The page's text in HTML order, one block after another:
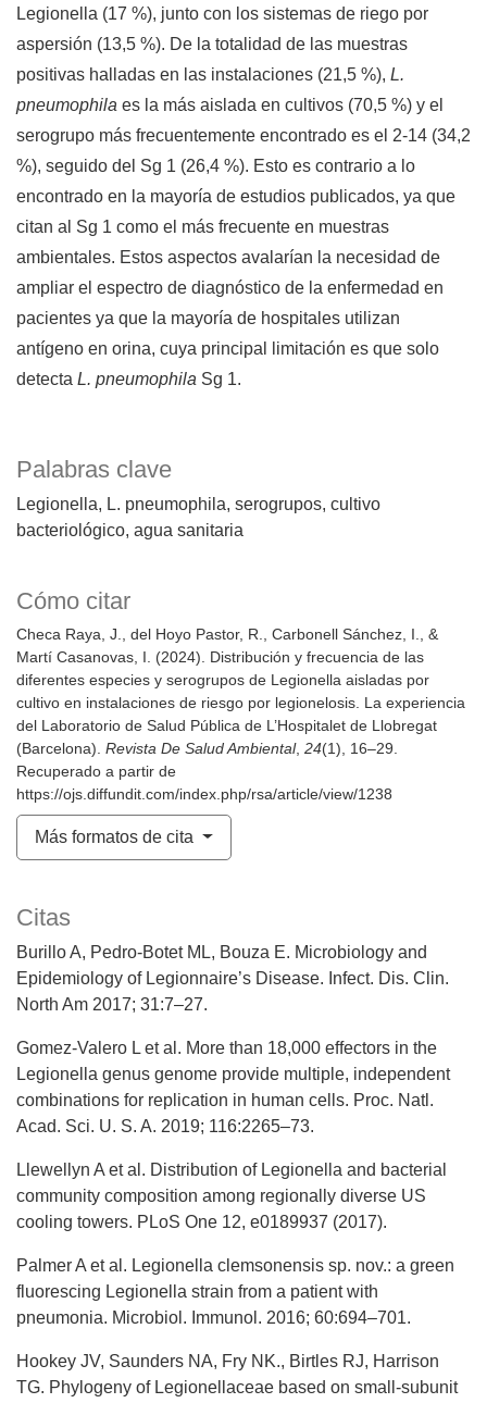
Palabras clave
Legionella L. pneumophila serogrupos cultivo
bacteriológico agua sanitaria
Cómo citar
Checa Raya, J., del Hoyo Pastor, R., Carbonell Sánchez, I., &
Martí Casanovas, I. (2024). Distribución y frecuencia de las
diferentes especies y serogrupos de Legionella aisladas por
cultivo en instalaciones de riesgo por legionelosis. La experiencia
del Laboratorio de Salud Pública de L’Hospitalet de Llobregat
(Barcelona). Revista De Salud Ambiental, 24(1), 16–29.
Recuperado a partir de
https://ojs.diffundit.com/index.php/rsa/article/view/1238
Más formatos de cita
Legionella (17 %), junto con los sistemas de riego por
aspersión (13,5 %). De la totalidad de las muestras
positivas halladas en las instalaciones (21,5 %), L.
pneumophila es la más aislada en cultivos (70,5 %) y el
serogrupo más frecuentemente encontrado es el 2-14 (34,2
%), seguido del Sg 1 (26,4 %). Esto es contrario a lo
encontrado en la mayoría de estudios publicados, ya que
citan al Sg 1 como el más frecuente en muestras
ambientales. Estos aspectos avalarían la necesidad de
ampliar el espectro de diagnóstico de la enfermedad en
pacientes ya que la mayoría de hospitales utilizan
antígeno en orina, cuya principal limitación es que solo
detecta L. pneumophila Sg 1.
Citas
Burillo A, Pedro-Botet ML, Bouza E. Microbiology and
Epidemiology of Legionnaire’s Disease. Infect. Dis. Clin.
North Am 2017; 31:7–27.
Gomez-Valero L et al. More than 18,000 effectors in the
Legionella genus genome provide multiple, independent
combinations for replication in human cells. Proc. Natl.
Acad. Sci. U. S. A. 2019; 116:2265–73.
Llewellyn A et al. Distribution of Legionella and bacterial
community composition among regionally diverse US
cooling towers. PLoS One 12, e0189937 (2017).
Palmer A et al. Legionella clemsonensis sp. nov.: a green
fluorescing Legionella strain from a patient with
pneumonia. Microbiol. Immunol. 2016; 60:694–701.
Hookey JV, Saunders NA, Fry NK., Birtles RJ, Harrison
TG. Phylogeny of Legionellaceae based on small-subunit